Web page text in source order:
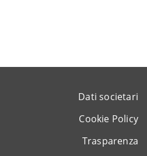
Dati societari
Cookie Policy
Trasparenza